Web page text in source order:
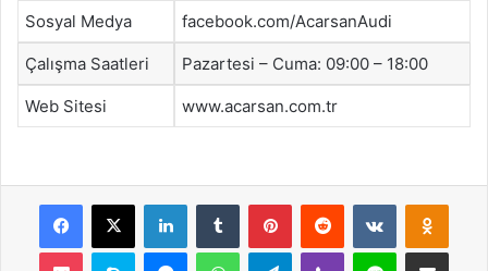
Sosyal Medya facebook.com/AcarsanAudi
Çalışma Saatleri Pazartesi – Cuma: 09:00 – 18:00
Web Sitesi www.acarsan.com.tr
Facebook
X LinkedInTumblr PinterestReddit VKontakte
Pocket Skype MessengerWhatsAppTelegramViber Line E-Posta ile